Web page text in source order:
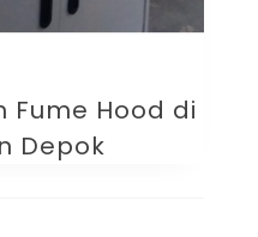
Hood di
Depok